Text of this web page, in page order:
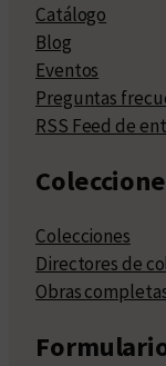
Catálogo
Blog
Eventos
Preguntas
RSS Feed de
Colecciones
Directores de
Obras